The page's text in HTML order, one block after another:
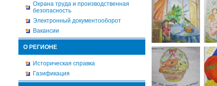
Охрана труда и производственная
безопасность
Электронный документооборот
Вакансии
О РЕГИОНЕ
Историческая справка
Газификация